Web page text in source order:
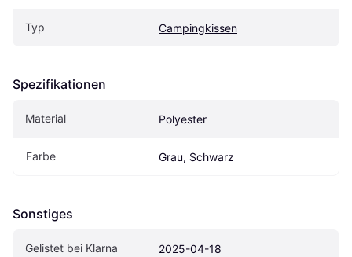
Typ Campingkissen
Spezifikationen
Material Polyester
Farbe Grau, Schwarz
Sonstiges
Gelistet bei Klarna 2025-04-18